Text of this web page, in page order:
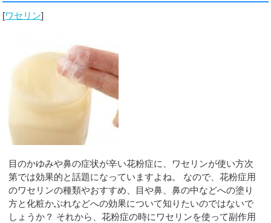
[ワセリン]
目のかゆみや鼻の症状が辛い花粉症に、ワセリンが使い方次
第では効果的と話題になっていますよね。 なので、花粉症用
のワセリンの種類やおすすめ、目や鼻、鼻の中などへの塗り
方と化粧かぶれなどへの効果について知りたいのではないで
しょうか？ それから、花粉症の時にワセリンを使って副作用